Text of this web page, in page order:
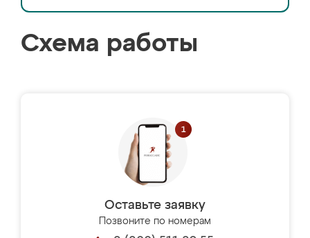
Схема работы
Оставьте заявку
Позвоните по номерам